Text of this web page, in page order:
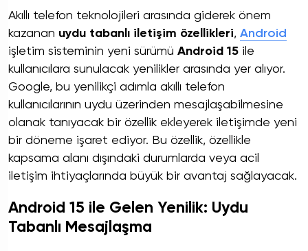
Akıllı telefon teknolojileri arasında giderek önem
kazanan uydu tabanlı iletişim özellikleri, Android
işletim sisteminin yeni sürümü Android 15 ile
kullanıcılara sunulacak yenilikler arasında yer alıyor.
Google, bu yenilikçi adımla akıllı telefon
kullanıcılarının uydu üzerinden mesajlaşabilmesine
olanak tanıyacak bir özellik ekleyerek iletişimde yeni
bir döneme işaret ediyor. Bu özellik, özellikle
kapsama alanı dışındaki durumlarda veya acil
iletişim ihtiyaçlarında büyük bir avantaj sağlayacak.
Android 15 ile Gelen Yenilik: Uydu
Tabanlı Mesajlaşma